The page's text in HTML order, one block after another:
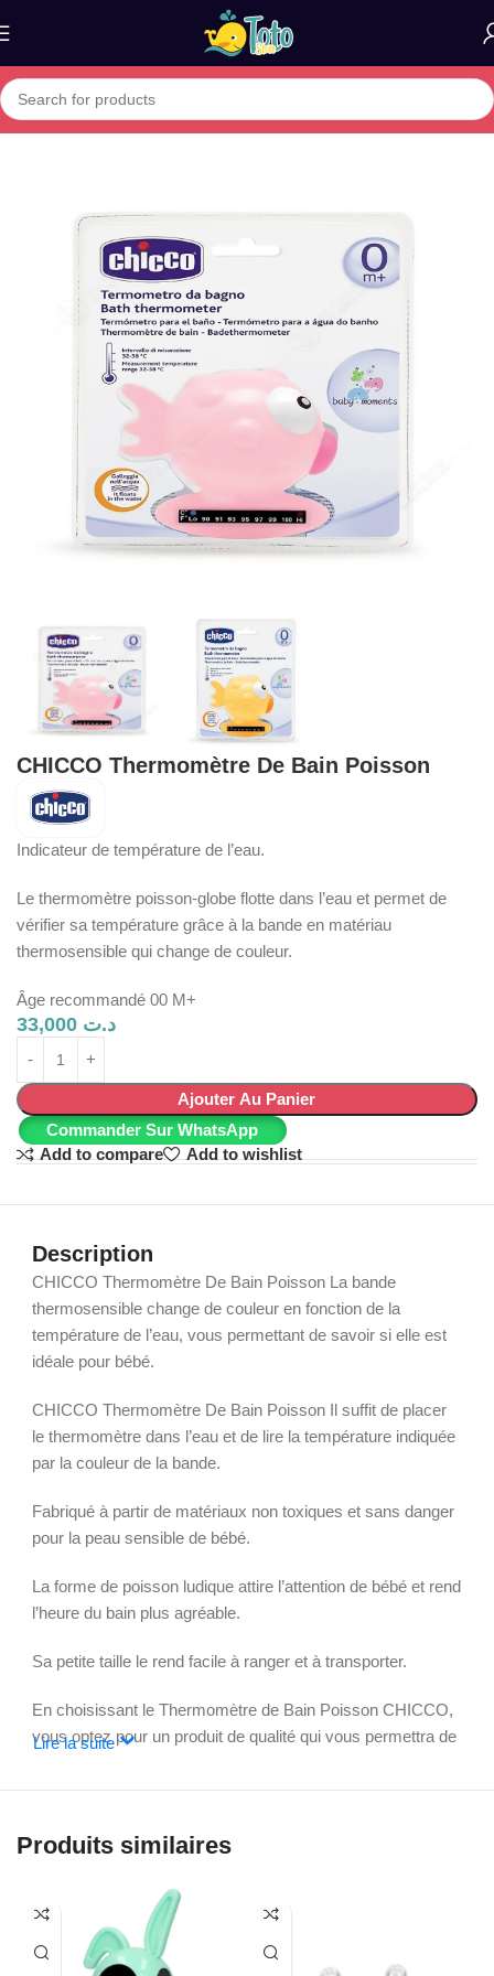
Home»Boutique»CHICCO Thermomètre De Bain Poisson
CHICCO Thermomètre De Bain Poisson
Indicateur de température de l’eau.
Le thermomètre poisson-globe flotte dans l’eau et permet de
vérifier sa température grâce à la bande en matériau
thermosensible qui change de couleur.
Âge recommandé 00 M+
د.ت
Ajouter Au Panier
Commander Sur WhatsApp
Add to compare
Add to wishlist
Description
CHICCO Thermomètre De Bain Poisson La bande
thermosensible change de couleur en fonction de la
température de l’eau, vous permettant de savoir si elle est
idéale pour bébé.
CHICCO Thermomètre De Bain Poisson Il suffit de placer
le thermomètre dans l’eau et de lire la température indiquée
par la couleur de la bande.
Fabriqué à partir de matériaux non toxiques et sans danger
pour la peau sensible de bébé.
La forme de poisson ludique attire l’attention de bébé et rend
l’heure du bain plus agréable.
Sa petite taille le rend facile à ranger et à transporter.
En choisissant le Thermomètre de Bain Poisson CHICCO,
vous optez pour un produit de qualité qui vous permettra de
bains.
Conseils d’utilisation :
Avant de remplir la baignoire, placez le thermomètre dans
l’eau.
Remplissez la baignoire et laissez le thermomètre flotter.
Lire la suite
Produits similaires